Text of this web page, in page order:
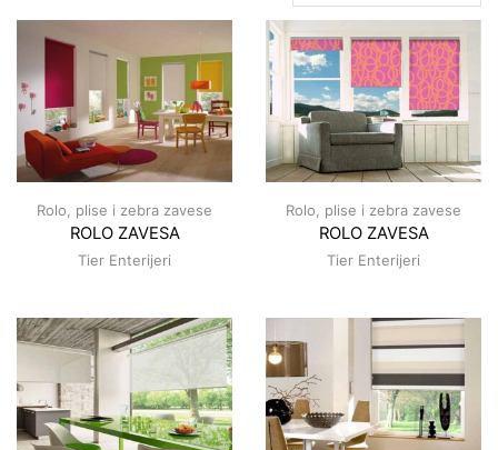
Rolo, plise i zebra zavese
ROLO ZAVESA
Tier Enterijeri
Rolo, plise i zebra zavese
ROLO ZAVESA
Tier Enterijeri